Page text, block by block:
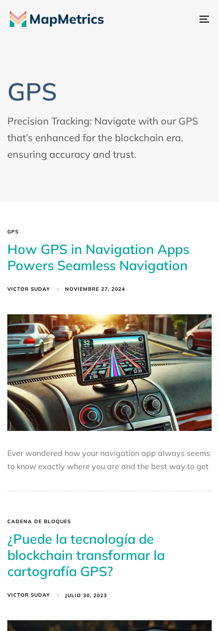
GPS
Precision Tracking: Navigate with our GPS
that’s enhanced for the blockchain era,
ensuring accuracy and trust.
GPS
How GPS in Navigation Apps
Powers Seamless Navigation
VICTOR SUDAY NOVIEMBRE 27, 2024
Ever wondered how your navigation app always seems
to know exactly where you are and the best way to get
CADENA DE BLOQUES
¿Puede la tecnología de
blockchain transformar la
cartografía GPS?
VICTOR SUDAY JULIO 30, 2023